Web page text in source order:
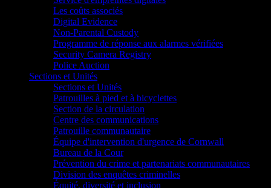
Les coûts associés
Digital Evidence
Non-Parental Custody
Programme de réponse aux alarmes vérifiées
Security Camera Registry
Police Auction
Sections et Unités
Sections et Unités
Patrouilles à pied et à bicyclettes
Section de la circulation
Centre des communications
Patrouille communautaire
Équipe d'intervention d'urgence de Cornwall
Bureau de la Cour
Prévention du crime et partenariats communautaires
Division des enquêtes criminelles
Équité, diversité et inclusion